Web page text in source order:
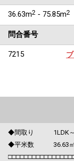
36.63m2 - 75.85m2
問合番号
7215
◆間取り 1LDK～
◆平米数 36.63㎡